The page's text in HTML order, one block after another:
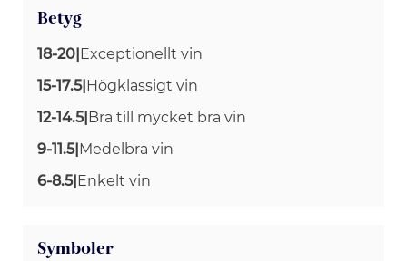
Betyg
18-20|Exceptionellt vin
15-17.5|Högklassigt vin
12-14.5|Bra till mycket bra vin
9-11.5|Medelbra vin
6-8.5|Enkelt vin
Symboler